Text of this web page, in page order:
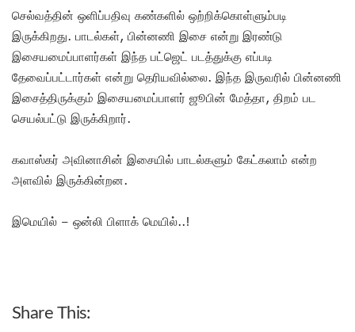
செல்வத்தின் ஒளிப்பதிவு கண்களில் ஒற்றிக்கொள்ளும்படி
இருக்கிறது. பாடல்கள், பின்னணி இசை என்று இரண்டு
இசையமைப்பாளர்கள் இந்த பட்ஜெட் படத்துக்கு எப்படி
தேவைப்பட்டார்கள் என்று தெரியவில்லை. இந்த இருவரில் பின்னணி
இசைத்திருக்கும் இசையமைப்பாளர் ஜூபின் மேத்தா, திறம் பட
செயல்பட்டு இருக்கிறார்.
கவாஸ்கர் அவினாசின் இசையில் பாடல்களும் கேட்கலாம் என்ற
அளவில் இருக்கின்றன.
இமெயில் – ஒன்லி பிளாக் மெயில்..!
Share This: